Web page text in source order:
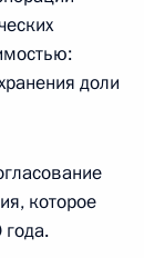
доли
которое